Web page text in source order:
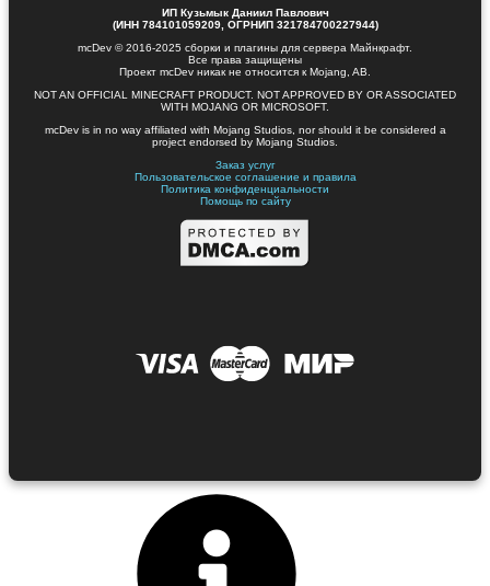
ИП Кузьмык Даниил Павлович
(ИНН 784101059209, ОГРНИП 321784700227944)
mcDev © 2016-2025 сборки и плагины для сервера Майнкрафт.
Все права защищены
Проект mcDev никак не относится к Mojang, AB.
NOT AN OFFICIAL MINECRAFT PRODUCT. NOT APPROVED BY OR ASSOCIATED
WITH MOJANG OR MICROSOFT.
mcDev is in no way affiliated with Mojang Studios, nor should it be considered a
project endorsed by Mojang Studios.
Заказ услуг
Пользовательское соглашение и правила
Политика конфиденциальности
Помощь по сайту